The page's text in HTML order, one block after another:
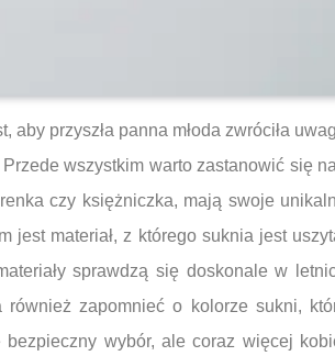
przyszła panna młoda zwróciła
wszystkim warto zastanowić się
czy księżniczka, mają swoje
jest materiał, z którego suknia jest
sprawdzą się doskonale w
zapomnieć o kolorze sukni,
wybór, ale coraz więcej